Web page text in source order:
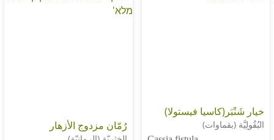
فيستولا)
رُمّان مزدوج الأزهار